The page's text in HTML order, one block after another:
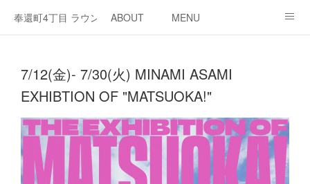
奉還町4丁目 ラウンジ・カド
ABOUT MENU
7/12(金)- 7/30(火) MINAMI ASAMI
EXHIBTION OF "MATSUOKA!"